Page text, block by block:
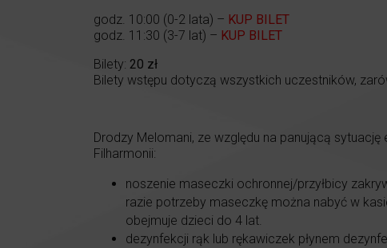
godz. 10:00 (0-2 lata) – KUP BILET
godz. 11:30 (3-7 lat) – KUP BILET
Bilety: 20 zł
Bilety wstępu dotyczą wszystkich uczestników,
Drodzy Melomani, ze względu na panującą
Filharmonii:
noszenie maseczki ochronnej/przyłbicy
razie potrzeby maseczkę można nabyć w
obejmuje dzieci do 4 lat.
dezynfekcji rąk lub rękawiczek płynem